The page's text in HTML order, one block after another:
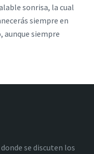
sonrisa, la cual
siempre en
aunque siempre
se discuten los